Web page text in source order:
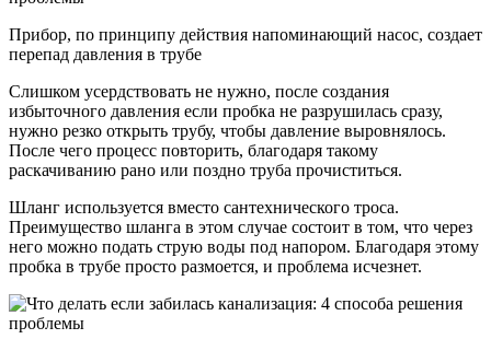
Прибор, по принципу действия напоминающий насос, создает
перепад давления в трубе
Слишком усердствовать не нужно, после создания
избыточного давления если пробка не разрушилась сразу,
нужно резко открыть трубу, чтобы давление выровнялось.
После чего процесс повторить, благодаря такому
раскачиванию рано или поздно труба прочиститься.
Шланг используется вместо сантехнического троса.
Преимущество шланга в этом случае состоит в том, что через
него можно подать струю воды под напором. Благодаря этому
пробка в трубе просто размоется, и проблема исчезнет.